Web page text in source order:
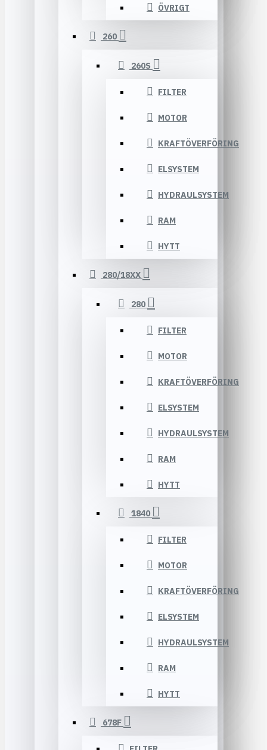
ÖVRIGT
260
260S
FILTER
MOTOR
KRAFTÖVERFÖRING
ELSYSTEM
HYDRAULSYSTEM
RAM
HYTT
280/18XX
280
FILTER
MOTOR
KRAFTÖVERFÖRING
ELSYSTEM
HYDRAULSYSTEM
RAM
HYTT
1840
FILTER
MOTOR
KRAFTÖVERFÖRING
ELSYSTEM
HYDRAULSYSTEM
RAM
HYTT
678F